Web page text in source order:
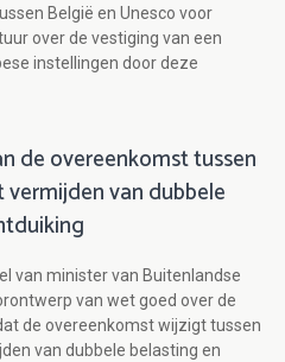
België en Unesco voor
over de vestiging van een
instellingen door deze
de overeenkomst tussen
van dubbele
van minister van Buitenlandse
van wet goed over de
de overeenkomst wijzigt tussen
van dubbele belasting en